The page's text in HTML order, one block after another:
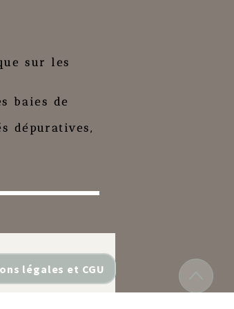
légales et CGU
sur les
baies de
dépuratives,